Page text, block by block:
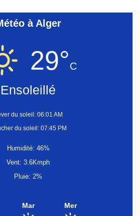
à Alger
29°C
Ensoleillé
du soleil: 06:01 AM
du soleil: 07:45 PM
Humidité: 46%
Vent: 3.6Kmph
Pluie: 2%
Mar Mer